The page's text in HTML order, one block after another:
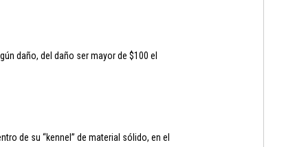
daño, del daño ser mayor de $100 el
de su “kennel” de material sólido, en el